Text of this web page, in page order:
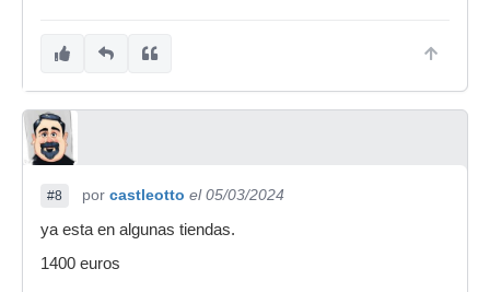
#8 por castleotto el 05/03/2024
ya esta en algunas tiendas.
1400 euros